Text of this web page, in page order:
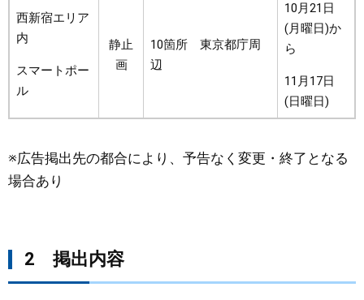
西新宿エリア
内
スマートポー
ル
静止
画
10箇所 東京都庁周
辺
10月21日
(月曜日)か
ら
11月17日
(日曜日)
※広告掲出先の都合により、予告なく変更・終了となる
場合あり
2 掲出内容 ​